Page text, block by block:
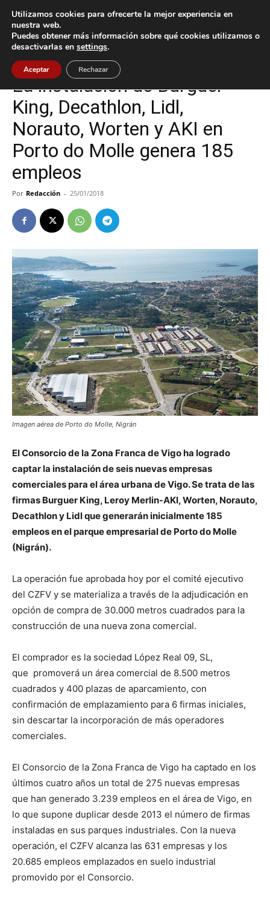
Inicio Nigrán
Nigrán
La instalación de Burguer
King, Decathlon, Lidl,
Norauto, Worten y AKI en
Porto do Molle genera 185
empleos
Por Redacción - 25/01/2018
Imagen aérea de Porto do Molle, Nigrán
El Consorcio de la Zona Franca de Vigo ha logrado
captar la instalación de seis nuevas empresas
comerciales para el área urbana de Vigo. Se trata de las
firmas Burguer King, Leroy Merlin-AKI, Worten, Norauto,
Decathlon y Lidl que generarán inicialmente 185
empleos en el parque empresarial de Porto do Molle
(Nigrán).
La operación fue aprobada hoy por el comité ejecutivo
del CZFV y se materializa a través de la adjudicación en
opción de compra de 30.000 metros cuadrados para la
construcción de una nueva zona comercial.
El comprador es la sociedad López Real 09, SL,
que promoverá un área comercial de 8.500 metros
cuadrados y 400 plazas de aparcamiento, con
confirmación de emplazamiento para 6 firmas iniciales,
sin descartar la incorporación de más operadores
comerciales.
El Consorcio de la Zona Franca de Vigo ha captado en los
últimos cuatro años un total de 275 nuevas empresas
que han generado 3.239 empleos en el área de Vigo, en
lo que supone duplicar desde 2013 el número de firmas
instaladas en sus parques industriales. Con la nueva
operación, el CZFV alcanza las 631 empresas y los
20.685 empleos emplazados en suelo industrial
promovido por el Consorcio.
Utilizamos cookies para ofrecerte la mejor experiencia en
nuestra web.
Puedes obtener más información sobre qué cookies utilizamos o
desactivarlas en settings.
Aceptar Rechazar